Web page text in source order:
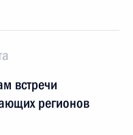
встречи
регионов